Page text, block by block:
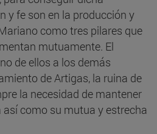
y fe son en la producción y
como tres pilares que
mutuamente. El
de ellos a los demás
de Artigas, la ruina de
la necesidad de mantener
como su mutua y estrecha